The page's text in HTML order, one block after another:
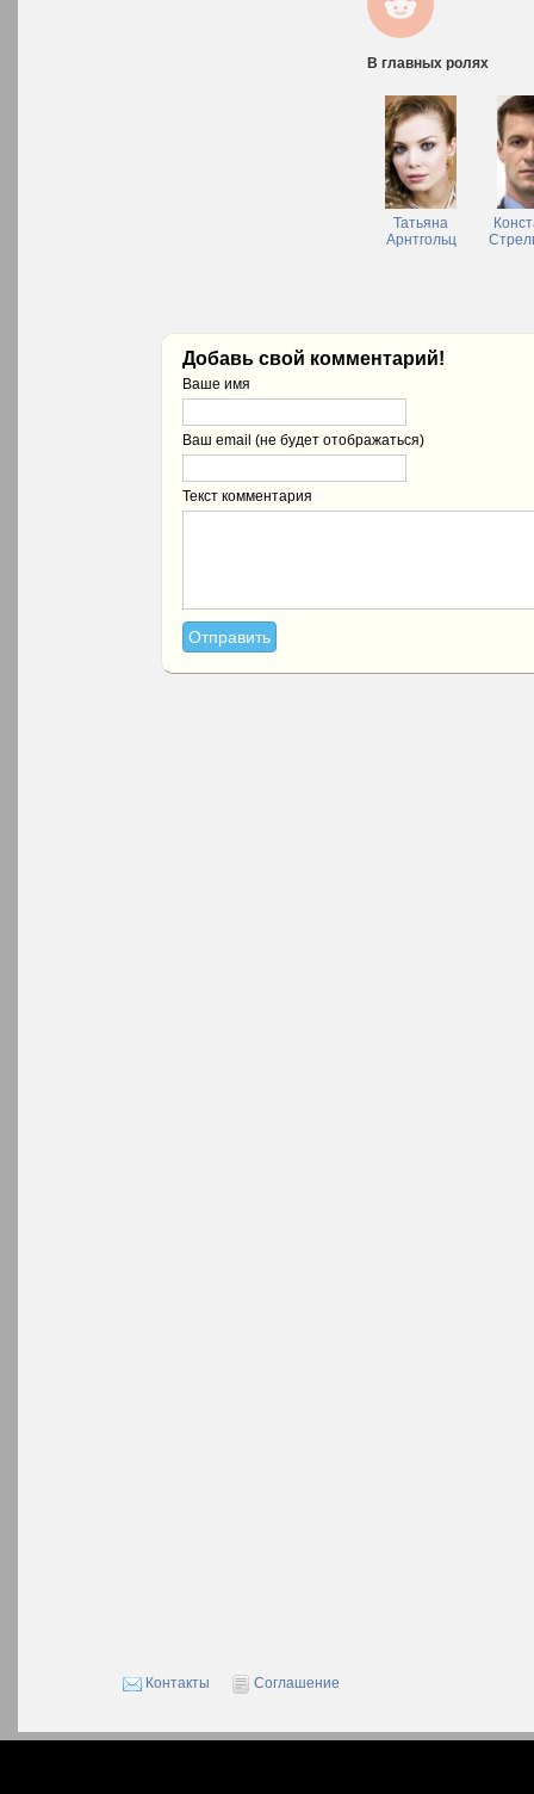
В главных ролях
Татьяна
Арнтгольц
Добавь свой комментарий!
Ваше имя
Ваш email (не будет отображаться)
Текст комментария
Контакты Соглашение